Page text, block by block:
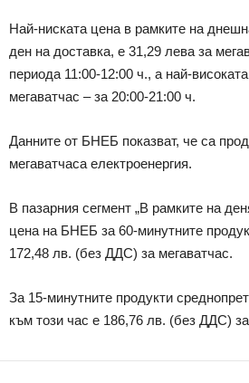
Най-ниската цена в рамките на
ден на доставка, е 31,29 лева за
периода 11:00-12:00 ч., а най-
мегаватчас – за 20:00-21:00 ч.
Данните от БНЕБ показват, че са
мегаватчаса електроенергия.
В пазарния сегмент „В рамките на
цена на БНЕБ за 60-минутните
172,48 лв. (без ДДС) за мегаватчас.
За 15-минутните продукти
към този час е 186,76 лв. (без ДДС)